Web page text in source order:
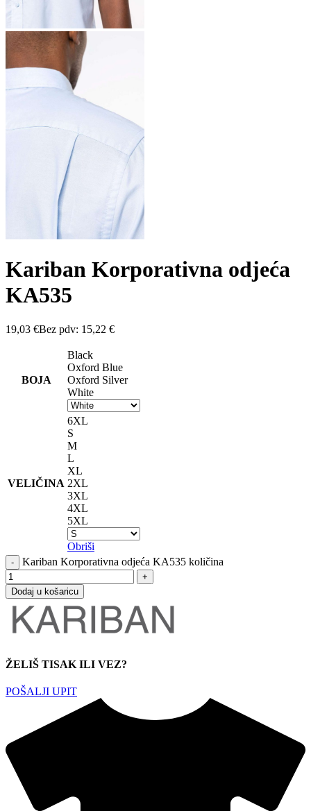
Kariban Korporativna odjeća
KA535
19,03 €Bez pdv: 15,22 €
BOJA
Black
Oxford Blue
Oxford Silver
White
VELIČINA
6XL
S
M
L
XL
2XL
3XL
4XL
5XL
Obriši
Kariban Korporativna odjeća KA535 količina
Dodaj u košaricu
ŽELIŠ TISAK ILI VEZ?
POŠALJI UPIT